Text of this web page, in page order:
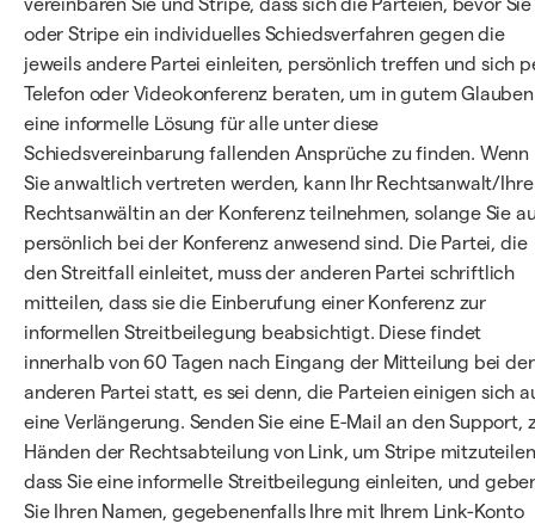
vereinbaren Sie und Stripe, dass sich die Parteien, bevor Sie
oder Stripe ein individuelles Schiedsverfahren gegen die
jeweils andere Partei einleiten, persönlich treffen und sich
Telefon oder Videokonferenz beraten, um in gutem Glauben
eine informelle Lösung für alle unter diese
Schiedsvereinbarung fallenden Ansprüche zu finden. Wenn
Sie anwaltlich vertreten werden, kann Ihr Rechtsanwalt/Ihre
Rechtsanwältin an der Konferenz teilnehmen, solange Sie
persönlich bei der Konferenz anwesend sind. Die Partei, die
den Streitfall einleitet, muss der anderen Partei schriftlich
mitteilen, dass sie die Einberufung einer Konferenz zur
informellen Streitbeilegung beabsichtigt. Diese findet
innerhalb von 60 Tagen nach Eingang der Mitteilung bei der
anderen Partei statt, es sei denn, die Parteien einigen sich
eine Verlängerung. Senden Sie eine E-Mail an den Support,
Händen der Rechtsabteilung von Link, um Stripe
dass Sie eine informelle Streitbeilegung einleiten, und
Sie Ihren Namen, gegebenenfalls Ihre mit Ihrem Link-Konto